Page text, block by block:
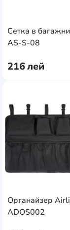
Сетка в
AS-S-08
216лей
Органайзер
ADOS002